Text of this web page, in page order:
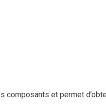
et permet